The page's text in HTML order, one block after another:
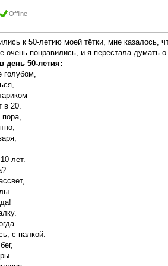
Offline
к 50-летию моей тётки, мне казалось,
очень понравились, и я перестала думать
50-летия:
голубом,
в 20.
лет.
с палкой.